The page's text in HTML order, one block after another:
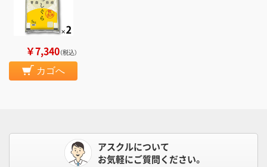
￥7,340（税込）
カゴへ
アスクルについて
お気軽にご質問ください。